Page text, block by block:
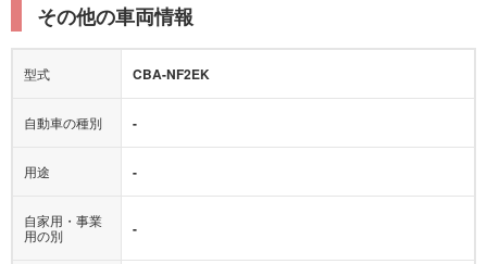
その他の車両情報
型式 CBA-NF2EK
自動車の種別 -
用途 -
自家用・事業
用の別
-